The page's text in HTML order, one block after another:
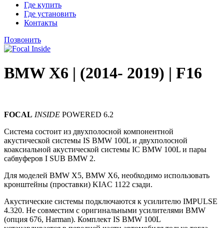
Где купить
Где установить
Контакты
Позвонить
BMW X6 | (2014- 2019) | F16
FOCAL INSIDE POWERED 6.2
Система состоит из двухполосной компонентной
акустической системы IS BMW 100L и двухполосной
коаксиальной акустической системы IC BMW 100L и пары
сабвуферов I SUB BMW 2.
Для моделей BMW X5, BMW X6, необходимо использовать
кронштейны (проставки) KIAC 1122 сзади.
Акустические системы подключаются к усилителю IMPULSE
4.320. Не совместим с оригинальными усилителями BMW
(опция 676, Harman). Комплект IS BMW 100L